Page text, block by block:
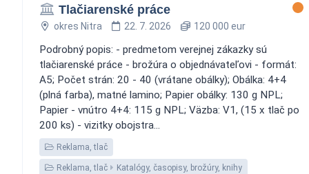
Tlačiarenské práce
okres Nitra 22. 7. 2026 120 000 eur
Podrobný popis: - predmetom verejnej zákazky sú
tlačiarenské práce - brožúra o objednávateľovi - formát:
A5; Počet strán: 20 - 40 (vrátane obálky); Obálka: 4+4
(plná farba), matné lamino; Papier obálky: 130 g NPL;
Papier - vnútro 4+4: 115 g NPL; Väzba: V1, (15 x tlač po
200 ks) - vizitky obojstra...
Reklama, tlač
Reklama, tlač Katalógy, časopisy, brožúry, knihy